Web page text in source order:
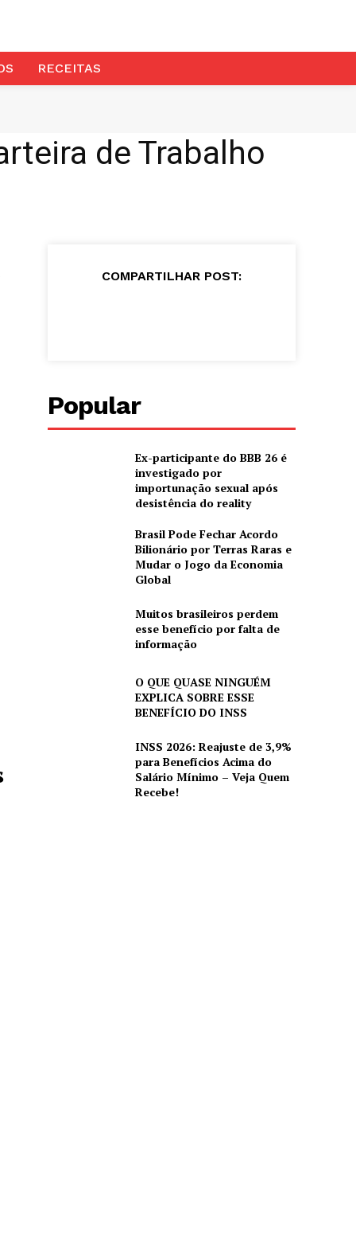
RECEITAS
de Trabalho
COMPARTILHAR POST:
Popular
Ex-participante do BBB 26 é
investigado por
importunação sexual após
desistência do reality
Brasil Pode Fechar Acordo
Bilionário por Terras Raras e
Mudar o Jogo da Economia
Global
Muitos brasileiros perdem
esse benefício por falta de
informação
O QUE QUASE NINGUÉM
EXPLICA SOBRE ESSE
BENEFÍCIO DO INSS
INSS 2026: Reajuste de 3,9%
para Benefícios Acima do
Salário Mínimo – Veja Quem
Recebe!